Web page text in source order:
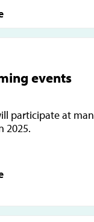
events
participate at
2025.